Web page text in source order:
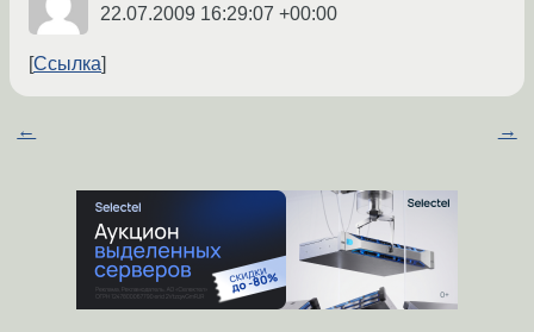
22.07.2009 16:29:07 +00:00
Ссылка
← →